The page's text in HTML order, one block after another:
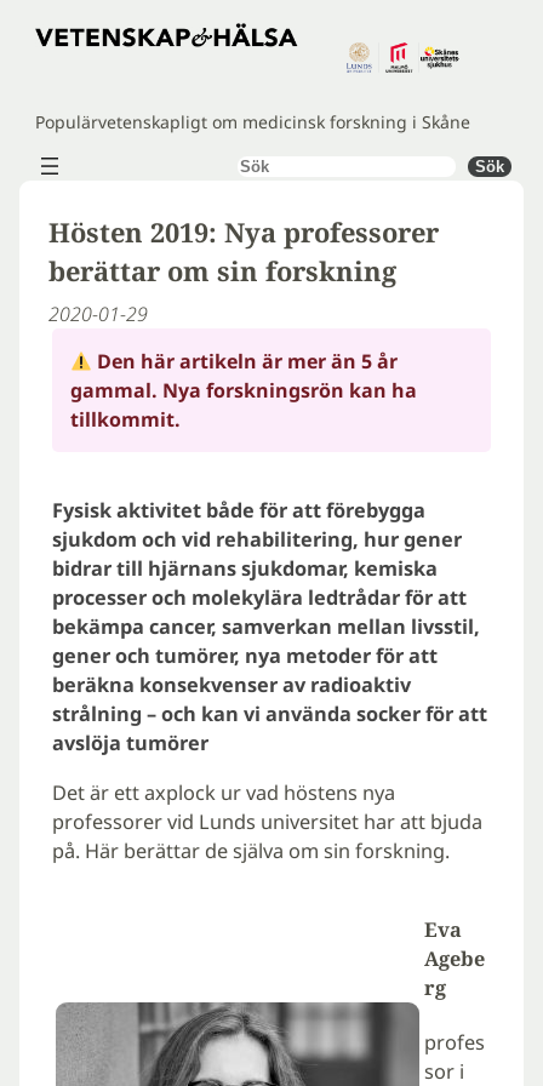
Hoppa
Populärvetenskapligt om medicinsk forskning i Skåne
Sök Sök
Hösten 2019: Nya professorer
berättar om sin forskning
2020-01-29
Den här artikeln är mer än 5 år
gammal. Nya forskningsrön kan ha
tillkommit.
Fysisk aktivitet både för att förebygga
sjukdom och vid rehabilitering, hur gener
bidrar till hjärnans sjukdomar, kemiska
processer och molekylära ledtrådar för att
bekämpa cancer, samverkan mellan livsstil,
gener och tumörer, nya metoder för att
beräkna konsekvenser av radioaktiv
strålning – och kan vi använda socker för att
avslöja tumörer
Det är ett axplock ur vad höstens nya
professorer vid Lunds universitet har att bjuda
på. Här berättar de själva om sin forskning.
Eva
Agebe
rg
profes
sor i